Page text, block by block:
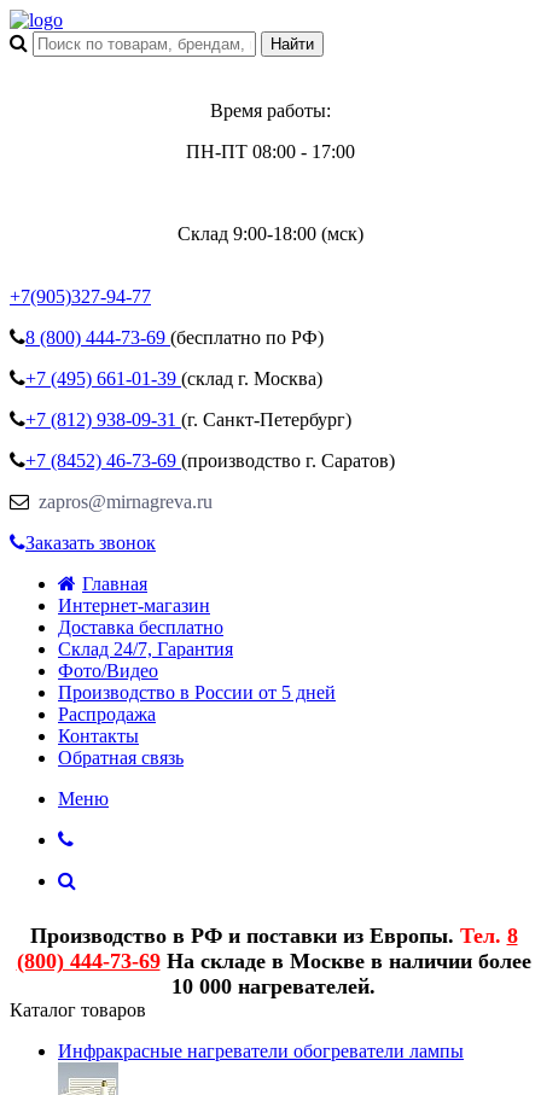
Время работы:
ПН-ПТ 08:00 - 17:00
Склад 9:00-18:00 (мск)
+7(905)327-94-77
8 (800) 444-73-69 (бесплатно по РФ)
+7 (495) 661-01-39 (склад г. Москва)
+7 (812) 938-09-31 (г. Санкт-Петербург)
+7 (8452) 46-73-69 (производство г. Саратов)
zapros@mirnagreva.ru
Заказать звонок
Главная
Интернет-магазин
Доставка бесплатно
Склад 24/7, Гарантия
Фото/Видео
Производство в России от 5 дней
Распродажа
Контакты
Обратная связь
Меню
Производство в РФ и поставки из Европы. Тел. 8
(800) 444-73-69На складе в Москве в наличии более
10 000 нагревателей.
Каталог товаров
Инфракрасные нагреватели обогреватели лампы